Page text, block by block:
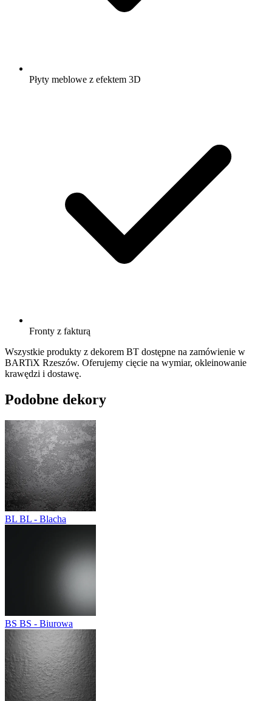
Płyty meblowe z efektem 3D
Fronty z fakturą
Wszystkie produkty z dekorem BT dostępne na zamówienie w
BARTiX Rzeszów. Oferujemy cięcie na wymiar, okleinowanie
krawędzi i dostawę.
Podobne dekory
BL BL - Blacha
BS BS - Biurowa